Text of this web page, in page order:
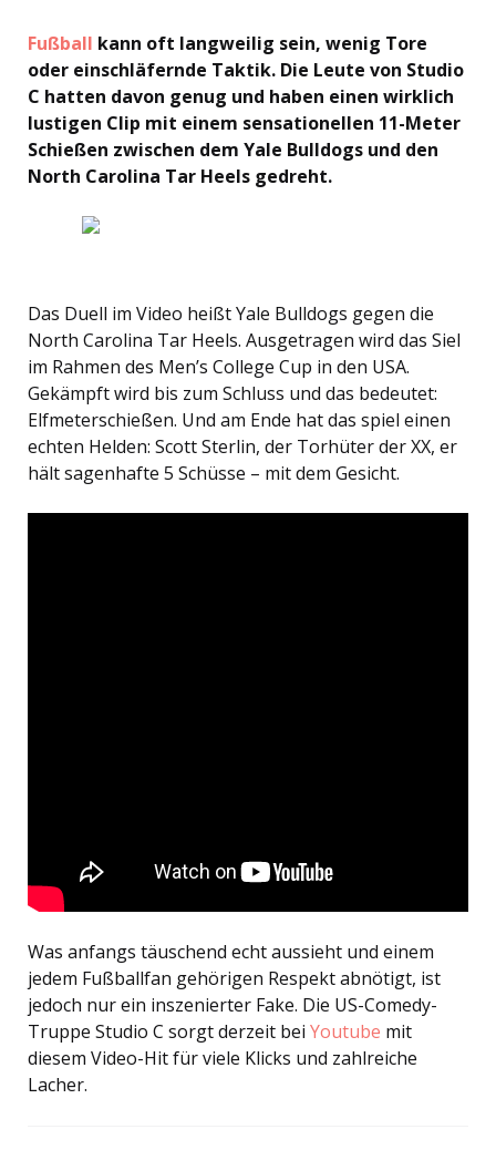
Fußball kann oft langweilig sein, wenig Tore
oder einschläfernde Taktik. Die Leute von Studio
C hatten davon genug und haben einen wirklich
lustigen Clip mit einem sensationellen 11-Meter
Schießen zwischen dem Yale Bulldogs und den
North Carolina Tar Heels gedreht.
Das Duell im Video heißt Yale Bulldogs gegen die
North Carolina Tar Heels. Ausgetragen wird das Siel
im Rahmen des Men’s College Cup in den USA.
Gekämpft wird bis zum Schluss und das bedeutet:
Elfmeterschießen. Und am Ende hat das spiel einen
echten Helden: Scott Sterlin, der Torhüter der XX, er
hält sagenhafte 5 Schüsse – mit dem Gesicht.
Was anfangs täuschend echt aussieht und einem
jedem Fußballfan gehörigen Respekt abnötigt, ist
jedoch nur ein inszenierter Fake. Die US-Comedy-
Truppe Studio C sorgt derzeit bei Youtube mit
diesem Video-Hit für viele Klicks und zahlreiche
Lacher.